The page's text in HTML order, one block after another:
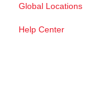
Global Locations
Help Center